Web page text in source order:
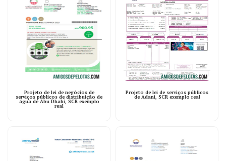
Projeto de lei de negócios de
serviços públicos de distribuição de
água de Abu Dhabi, SCR exemplo
real
Projeto de lei de serviços públicos
de Adani, SCR exemplo real